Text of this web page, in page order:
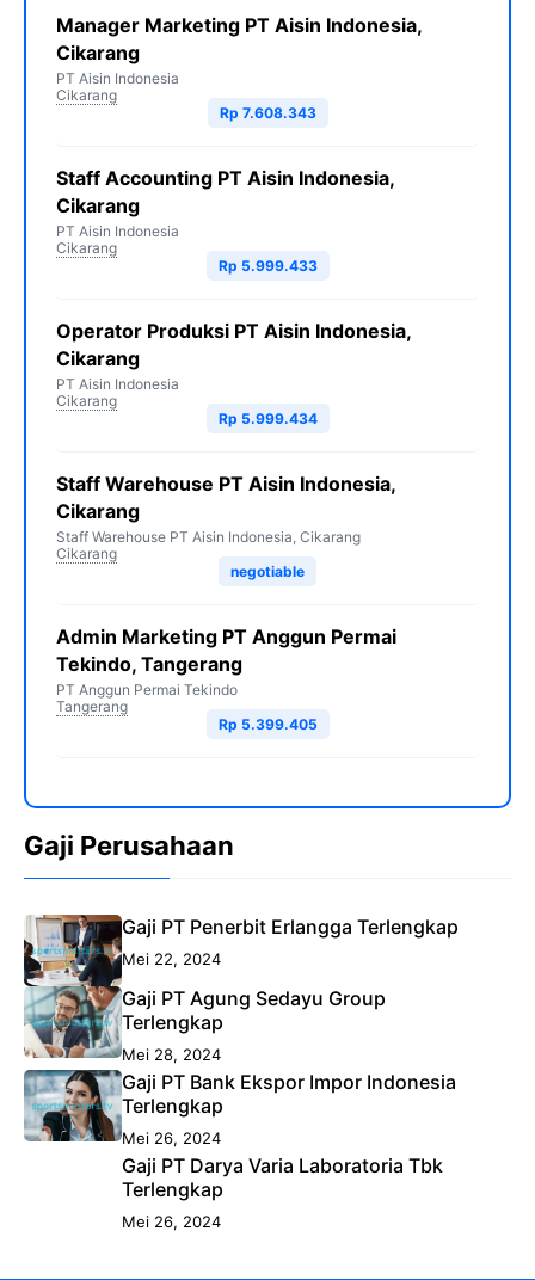
Manager Marketing PT Aisin Indonesia,
Cikarang
PT Aisin Indonesia
Cikarang
Rp 7.608.343
Staff Accounting PT Aisin Indonesia,
Cikarang
PT Aisin Indonesia
Cikarang
Rp 5.999.433
Operator Produksi PT Aisin Indonesia,
Cikarang
PT Aisin Indonesia
Cikarang
Rp 5.999.434
Staff Warehouse PT Aisin Indonesia,
Cikarang
Staff Warehouse PT Aisin Indonesia, Cikarang
Cikarang
negotiable
Admin Marketing PT Anggun Permai
Tekindo, Tangerang
PT Anggun Permai Tekindo
Tangerang
Rp 5.399.405
Gaji Perusahaan
Gaji PT Penerbit Erlangga Terlengkap
Mei 22, 2024
Gaji PT Agung Sedayu Group
Terlengkap
Mei 28, 2024
Gaji PT Bank Ekspor Impor Indonesia
Terlengkap
Mei 26, 2024
Gaji PT Darya Varia Laboratoria Tbk
Terlengkap
Mei 26, 2024